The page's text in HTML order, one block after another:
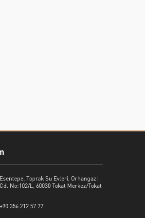
Esentepe, Toprak Su Evleri, Orhangazi
Cd. No:102/L, 60030 Tokat Merkez/Tokat
+90 356 212 57 77